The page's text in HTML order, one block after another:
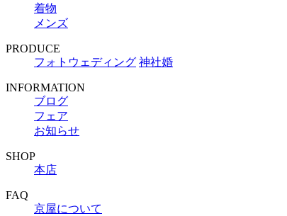
着物
メンズ
PRODUCE
フォトウェディング 神社婚
INFORMATION
ブログ
フェア
お知らせ
SHOP
本店
FAQ
京屋について